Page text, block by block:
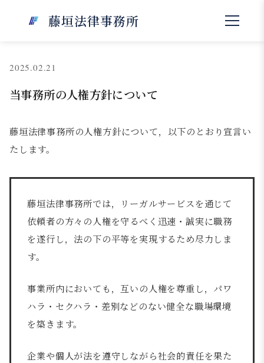
藤垣法律事務所
NEWS
2025.02.21
当事務所の人権方針について
藤垣法律事務所の人権方針について，以下のとおり宣言い
たします。
藤垣法律事務所では，リーガルサービスを通じて
依頼者の方々の人権を守るべく迅速・誠実に職務
を遂行し，法の下の平等を実現するため尽力しま
す。
事業所内においても，互いの人権を尊重し，パワ
ハラ・セクハラ・差別などのない健全な職場環境
を築きます。
企業や個人が法を遵守しながら社会的責任を果た